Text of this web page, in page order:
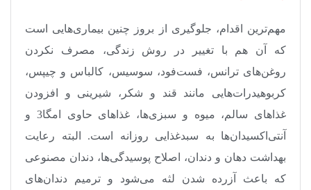
مهم‌ترین اقدام، جلوگیری از بروز چنین بیماری‌هایی است
که آن هم با تغییر در روش زندگی، مصرف نکردن
روغن‌های ترانس، فست‌فود، سوسیس، کالباس و چیپس،
کربوهیدرات‌هایی مانند قند و شکر، شیرینی و افزودن
غذاهای سالم، میوه و سبزی‌ها، غذاهای حاوی امگا3 و
آنتی‌اکسیدان‌ها به سبدغذایی روزانه است. البته رعایت
بهداشت دهان و دندان، اصلاح پوسیدگی‌ها، دندان مصنوعی
که باعث آزرده شدن لثه می‌شود و ترمیم دندان‌های